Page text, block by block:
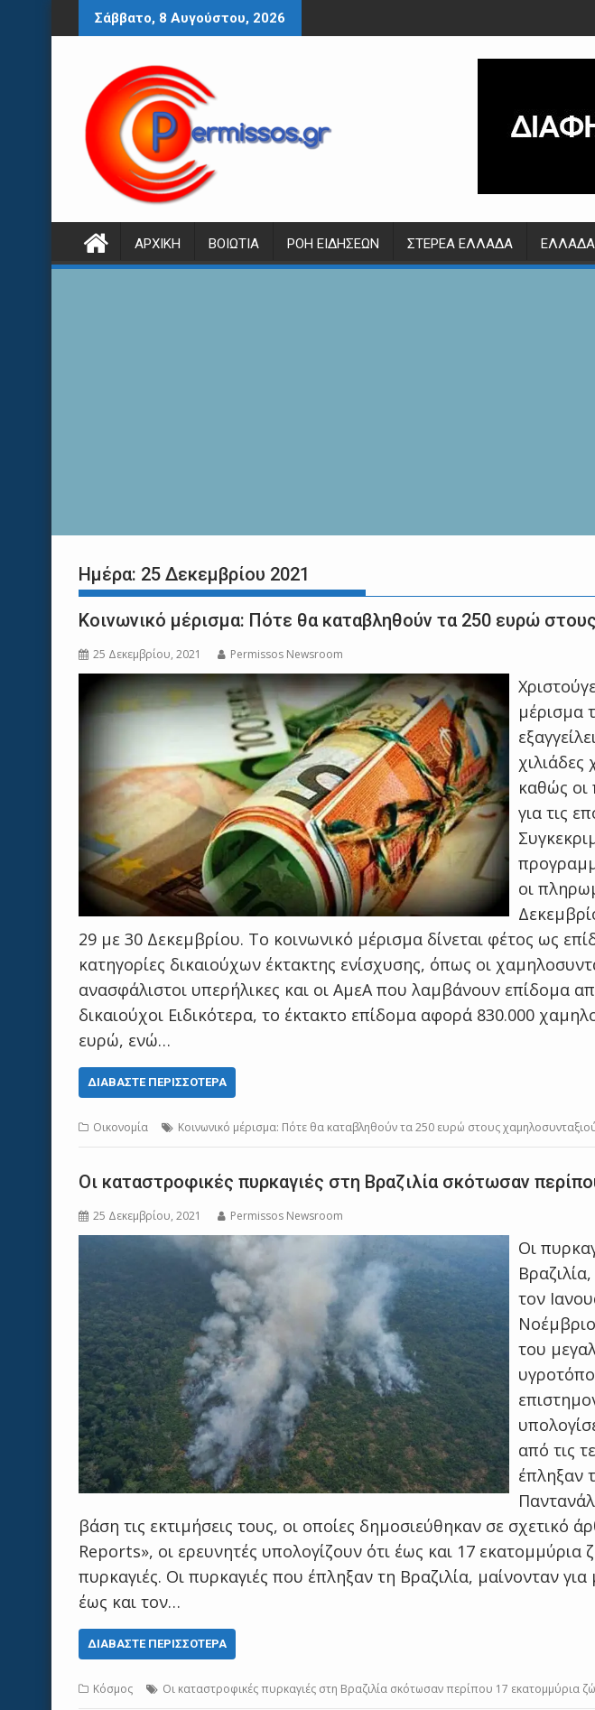
Περάστε
στο
Σάββατο, 8 Αυγούστου, 2026
ΑΡΧΙΚΉ ΒΟΙΩΤΊΑ ΡΟΉ ΕΙΔΉΣΕΩΝ ΣΤΕΡΕΆ ΕΛΛΆΔΑ ΕΛΛΆΔΑ
Ημέρα: 25 Δεκεμβρίου 2021
Κοινωνικό μέρισμα: Πότε θα καταβληθούν τα 250 ευρώ
25 Δεκεμβρίου, 2021 Permissos Newsroom
μέρισμα
καθώς
για τις
οι
29 με 30 Δεκεμβρίου. Το κοινωνικό μέρισμα δίνεται φέτος ως
κατηγορίες δικαιούχων έκτακτης ενίσχυσης, όπως οι
ανασφάλιστοι υπερήλικες και οι ΑμεΑ που λαμβάνουν επίδομα
δικαιούχοι Ειδικότερα, το έκτακτο επίδομα αφορά 830.000
ευρώ, ενώ…
ΔΙΑΒΆΣΤΕ ΠΕΡΙΣΣΌΤΕΡΑ
Οικονομία Κοινωνικό μέρισμα: Πότε θα καταβληθούν τα 250 ευρώ στους
Οι καταστροφικές πυρκαγιές στη Βραζιλία σκότωσαν
25 Δεκεμβρίου, 2021 Permissos Newsroom
Οι
τον
του
από τις
έπληξαν
βάση τις εκτιμήσεις τους, οι οποίες δημοσιεύθηκαν σε σχετικό
Reports», οι ερευνητές υπολογίζουν ότι έως και 17 εκατομμύρια
πυρκαγιές. Οι πυρκαγιές που έπληξαν τη Βραζιλία, μαίνονταν
έως και τον…
ΔΙΑΒΆΣΤΕ ΠΕΡΙΣΣΌΤΕΡΑ
Κόσμος Οι καταστροφικές πυρκαγιές στη Βραζιλία σκότωσαν περίπου 17 εκατομμύρια